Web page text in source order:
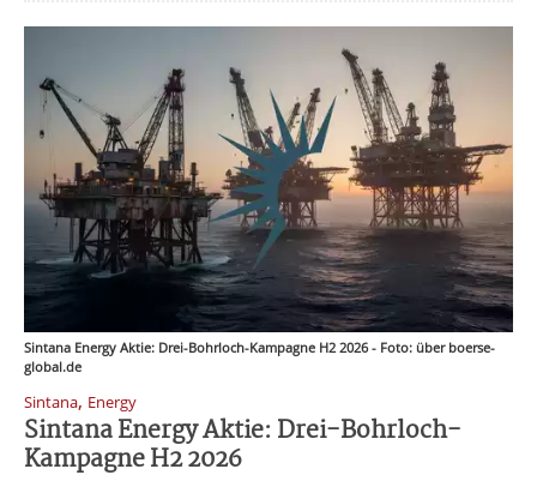
Sintana Energy Aktie: Drei-Bohrloch-Kampagne H2 2026 - Foto: über boerse-
global.de
Sintana, Energy
Sintana Energy Aktie: Drei-Bohrloch-
Kampagne H2 2026